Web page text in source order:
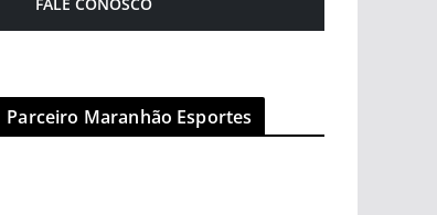
Parceiro Maranhão Esportes